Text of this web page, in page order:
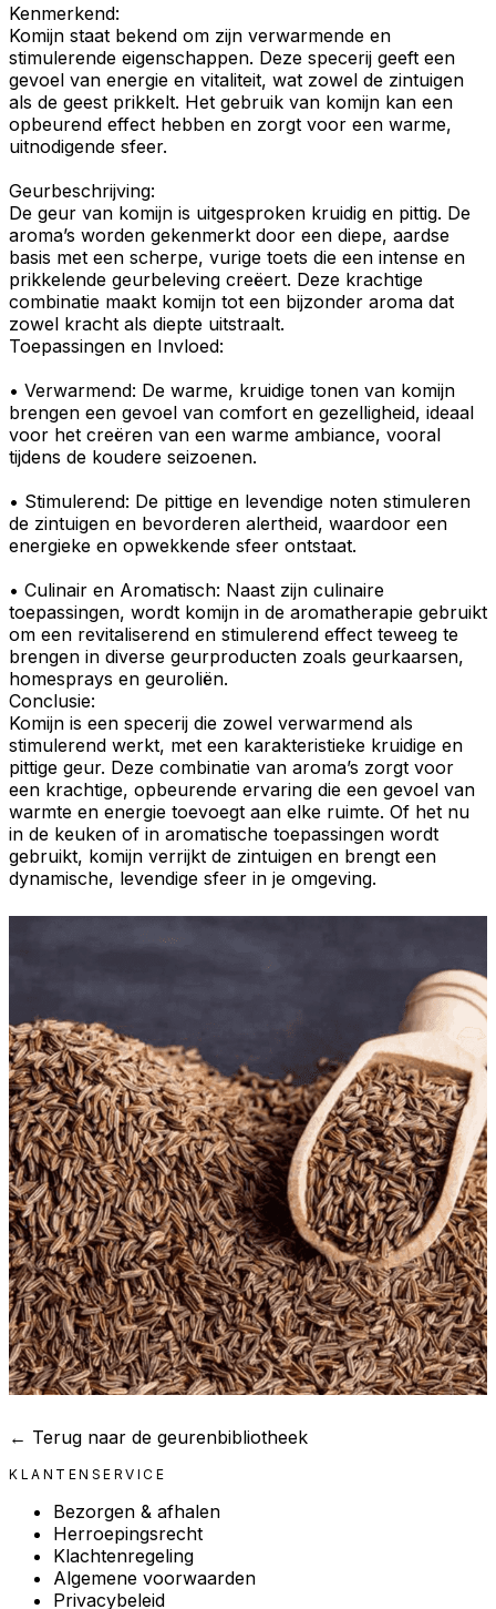
Kenmerkend:
Komijn staat bekend om zijn verwarmende en
stimulerende eigenschappen. Deze specerij geeft een
gevoel van energie en vitaliteit, wat zowel de zintuigen
als de geest prikkelt. Het gebruik van komijn kan een
opbeurend effect hebben en zorgt voor een warme,
uitnodigende sfeer.
Geurbeschrijving:
De geur van komijn is uitgesproken kruidig en pittig. De
aroma’s worden gekenmerkt door een diepe, aardse
basis met een scherpe, vurige toets die een intense en
prikkelende geurbeleving creëert. Deze krachtige
combinatie maakt komijn tot een bijzonder aroma dat
zowel kracht als diepte uitstraalt.
Toepassingen en Invloed:
• Verwarmend: De warme, kruidige tonen van komijn
brengen een gevoel van comfort en gezelligheid, ideaal
voor het creëren van een warme ambiance, vooral
tijdens de koudere seizoenen.
• Stimulerend: De pittige en levendige noten stimuleren
de zintuigen en bevorderen alertheid, waardoor een
energieke en opwekkende sfeer ontstaat.
• Culinair en Aromatisch: Naast zijn culinaire
toepassingen, wordt komijn in de aromatherapie gebruikt
om een revitaliserend en stimulerend effect teweeg te
brengen in diverse geurproducten zoals geurkaarsen,
homesprays en geuroliën.
Conclusie:
Komijn is een specerij die zowel verwarmend als
stimulerend werkt, met een karakteristieke kruidige en
pittige geur. Deze combinatie van aroma’s zorgt voor
een krachtige, opbeurende ervaring die een gevoel van
warmte en energie toevoegt aan elke ruimte. Of het nu
in de keuken of in aromatische toepassingen wordt
gebruikt, komijn verrijkt de zintuigen en brengt een
dynamische, levendige sfeer in je omgeving.
← Terug naar de geurenbibliotheek
KLANTENSERVICE
Bezorgen & afhalen
Herroepingsrecht
Klachtenregeling
Algemene voorwaarden
Privacybeleid